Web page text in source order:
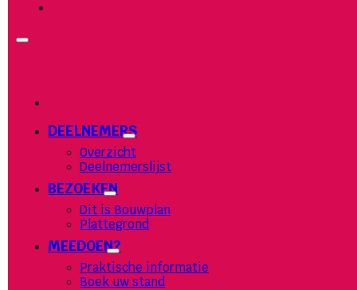
DEELNEMERS
Overzicht
Deelnemerslijst
BEZOEKEN
Dit is Bouwplan
Plattegrond
MEEDOEN?
Praktische informatie
Boek uw stand